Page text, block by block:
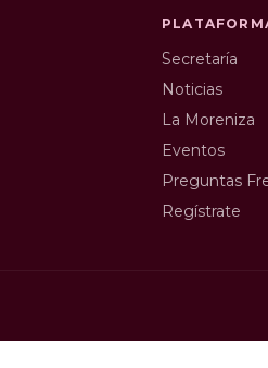
Secretaría
Noticias
La Moreniza
Eventos
Preguntas
Regístrate